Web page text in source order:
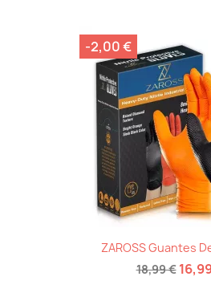
ZAROSS Guantes
18,99 €
-2,00 €